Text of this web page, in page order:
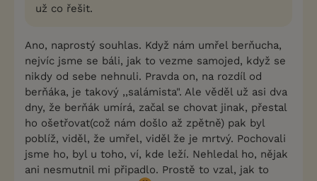
už co řešit.
Ano, naprostý souhlas. Když nám umřel berňucha,
nejvíc jsme se báli, jak to vezme samojed, když se
nikdy od sebe nehnuli. Pravda on, na rozdíl od
berňáka, je takový ,,salámista". Ale věděl už asi dva
dny, že berňák umírá, začal se chovat jinak, přestal
ho ošetřovat(což nám došlo až zpětně) pak byl
poblíž, viděl, že umřel, viděl že je mrtvý. Pochovali
jsme ho, byl u toho, ví, kde leží. Nehledal ho, nějak
ani nesmutnil mi připadlo. Prostě to vzal, jak to